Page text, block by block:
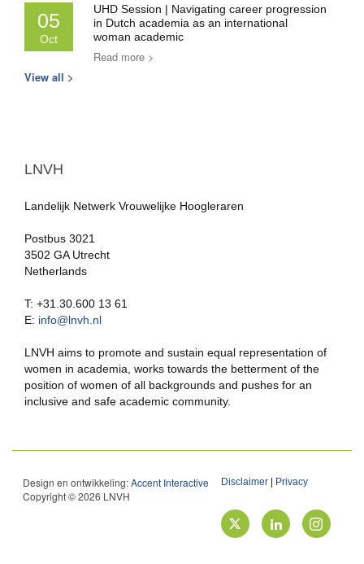
05
Oct
UHD Session | Navigating career progression
in Dutch academia as an international
woman academic
Read more >
View all >
LNVH
Landelijk Netwerk Vrouwelijke Hoogleraren
Postbus 3021
3502 GA Utrecht
Netherlands
T: +31.30.600 13 61
E: info@lnvh.nl
LNVH aims to promote and sustain equal representation of
women in academia, works towards the betterment of the
position of women of all backgrounds and pushes for an
inclusive and safe academic community.
Design en ontwikkeling:Accent Interactive
Copyright © 2026 LNVH
Disclaimer Privacy